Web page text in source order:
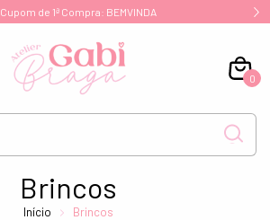
Cupom de 1ª Compra: BEMVINDA
0
Brincos
Início Brincos